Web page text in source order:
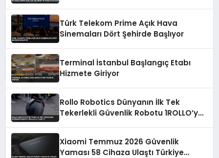
Türk Telekom Prime Açık Hava
Sinemaları Dört Şehirde Başlıyor
Terminal İstanbul Başlangıç Etabı
Hizmete Giriyor
Rollo Robotics Dünyanın İlk Tek
Tekerlekli Güvenlik Robotu 1ROLLO’yu
Xiaomi Temmuz 2026 Güvenlik
Yaması 58 Cihaza Ulaştı Türkiye